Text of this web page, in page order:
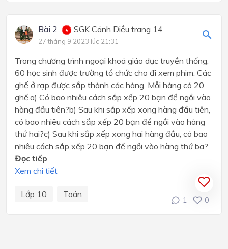
Bài 2 SGK Cánh Diều trang 14
27 tháng 9 2023 lúc 21:31
Trong chương trình ngoại khoá giáo dục truyền thống,
60 học sinh được trường tổ chức cho đi xem phim. Các
ghế ở rạp được sắp thành các hàng. Mỗi hàng có 20
ghế.a) Có bao nhiêu cách sắp xếp 20 bạn để ngồi vào
hàng đầu tiên?b) Sau khi sắp xếp xong hàng đầu tiên,
có bao nhiêu cách sắp xếp 20 bạn để ngồi vào hàng
thứ hai?c) Sau khi sắp xếp xong hai hàng đầu, có bao
nhiêu cách sắp xếp 20 bạn để ngồi vào hàng thứ ba?
Đọc tiếp
Xem chi tiết
Lớp 10 Toán
1 0